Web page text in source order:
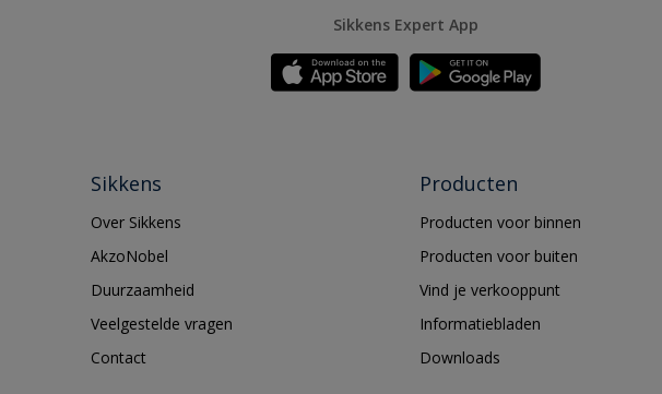
Sikkens Expert App
Sikkens
Over Sikkens
AkzoNobel
Duurzaamheid
Veelgestelde vragen
Contact
Producten
Producten voor binnen
Producten voor buiten
Vind je verkooppunt
Informatiebladen
Downloads